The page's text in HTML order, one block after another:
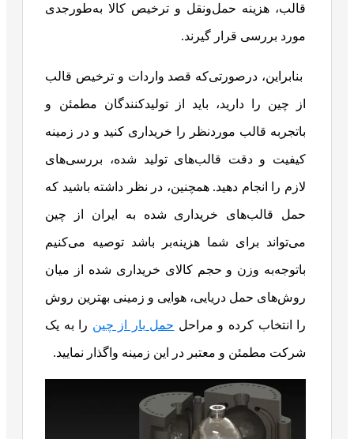
قالب، هزینه حمل‌ونقل و ترخیص کالا به‌طورجدی
مورد بررسی قرار گیرند.
بنابراین، درصورتی‌که قصد واردات و ترخیص قالب
از چین را دارید، باید از تولیدکنندگان مطمئن و
باتجربه قالب موردنظر را خریداری کنید و در زمینه
کیفیت و دقت قالب‌های تولید شده، بررسی‌های
لازم را انجام دهید. همچنین، در نظر داشته باشید که
حمل قالب‌های خریداری شده به ایران از چین
می‌تواند برای شما هزینه‌بر باشد توصیه می‌کنیم
باتوجه‌به وزن و حجم کالای خریداری شده از میان
روش‌های حمل دریایی، هوایی و زمینی بهترین روش
را انتخاب کرده و مراحل حمل بار از چین را به یک
شرکت مطمئن و معتبر در این زمینه واگذار نمایید.